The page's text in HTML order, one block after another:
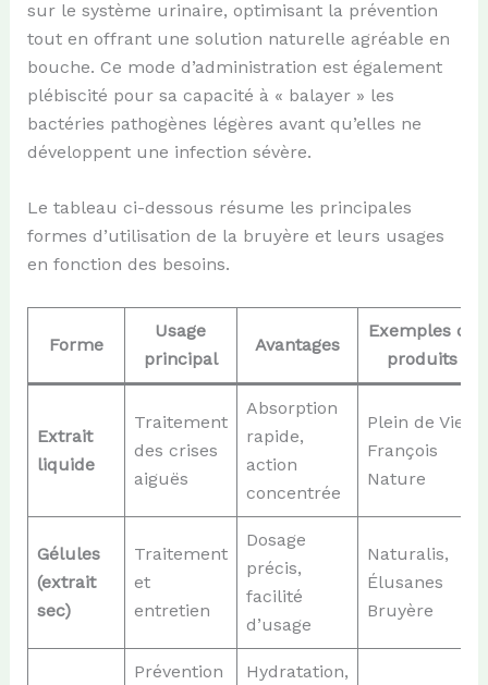
sur le système urinaire, optimisant la prévention
tout en offrant une solution naturelle agréable en
bouche. Ce mode d’administration est également
plébiscité pour sa capacité à « balayer » les
bactéries pathogènes légères avant qu’elles ne
développent une infection sévère.
Le tableau ci-dessous résume les principales
formes d’utilisation de la bruyère et leurs usages
en fonction des besoins.
Forme
Usage
principal
Avantages
Exemples de
produits
Extrait
liquide
Traitement
des crises
aiguës
Absorption
rapide,
action
concentrée
Plein de Vie,
François
Nature
Gélules
(extrait
sec)
Traitement
et
entretien
Dosage
précis,
facilité
d’usage
Naturalis,
Élusanes
Bruyère
Prévention
Hydratation,